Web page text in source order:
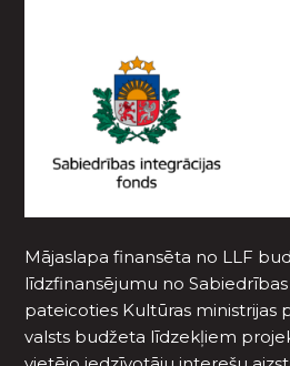
Mājaslapa finansēta no LLF
līdzfinansējumu no
pateicoties Kultūras ministrijas
valsts budžeta līdzekļiem